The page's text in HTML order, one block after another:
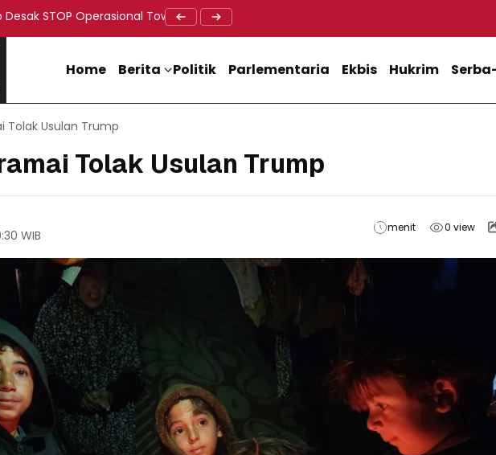
Desak STOP Operasional Tower BTS, Diwa : Nyawa dan Keselamatan Warga Lebih
Doa Lintas Agama Perkuat Semangat Persatuan Jelang
Home Berita Politik Parlementaria Ekbis Hukrim
Tolak Usulan Trump
Tolak Usulan Trump
WIB
menit 0view